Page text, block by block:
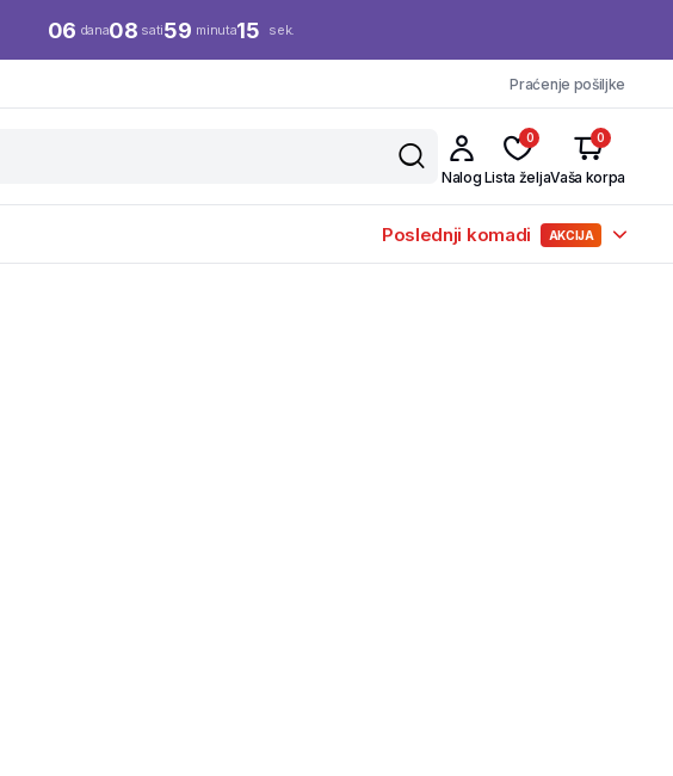
06 dana08 sati59 minuta15 sek.
Praćenje pošiljke
Nalog
0
Lista želja
0
Vaša korpa
Poslednji komadi AKCIJA